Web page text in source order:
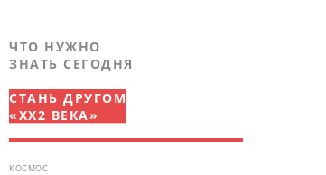
ЧТО НУЖНО
ЗНАТЬ СЕГОДНЯ
СТАНЬ ДРУГОМ
«XX2 ВЕКА»
КОСМОС